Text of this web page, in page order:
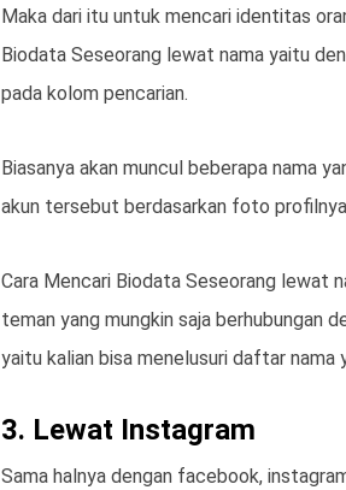
Maka dari itu untuk mencari identitas
Biodata Seseorang lewat nama yaitu
pada kolom pencarian.
Biasanya akan muncul beberapa nama
akun tersebut berdasarkan foto
Cara Mencari Biodata Seseorang lewat
teman yang mungkin saja berhubungan
yaitu kalian bisa menelusuri daftar
3. Lewat Instagram
Sama halnya dengan facebook,